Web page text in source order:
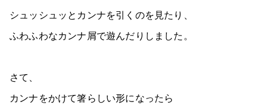
シュッシュッとカンナを引くのを見たり、
ふわふわなカンナ屑で遊んだりしました。
さて、
カンナをかけて箸らしい形になったら